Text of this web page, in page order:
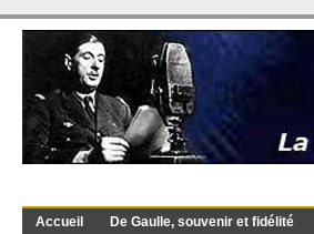
Accueil De Gaulle, souvenir et fidélité